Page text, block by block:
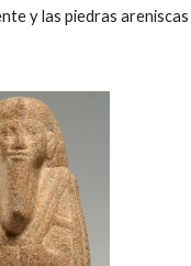
y las piedras